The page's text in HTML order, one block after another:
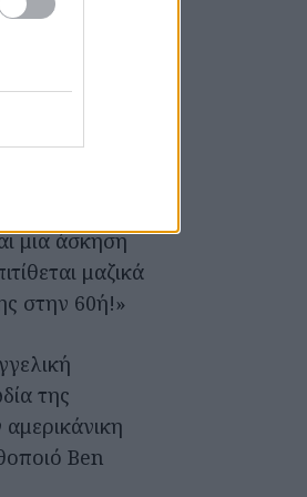
από μια
ο
για τη
Ο
μια άσκηση
μαζικά
στην 60ή!»
της
Ben